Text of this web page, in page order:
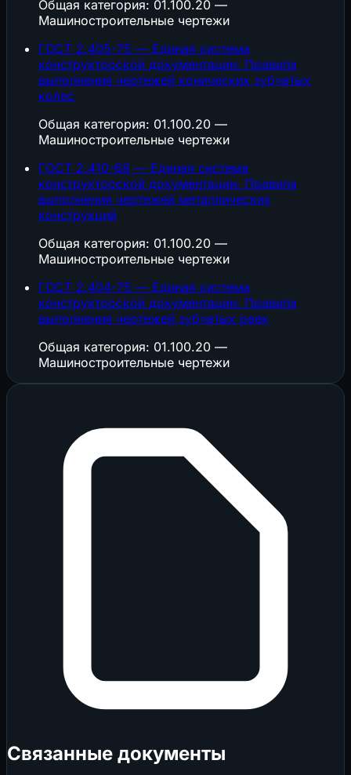
Общая категория: 01.100.20 —
Машиностроительные чертежи
ГОСТ 2.405-75 — Единая система
конструкторской документации. Правила
выполнения чертежей конических зубчатых
колес
Общая категория: 01.100.20 —
Машиностроительные чертежи
ГОСТ 2.410-68 — Единая система
конструкторской документации. Правила
выполнения чертежей металлических
конструкций
Общая категория: 01.100.20 —
Машиностроительные чертежи
ГОСТ 2.404-75 — Единая система
конструкторской документации. Правила
выполнения чертежей зубчатых реек
Общая категория: 01.100.20 —
Машиностроительные чертежи
Связанные документы